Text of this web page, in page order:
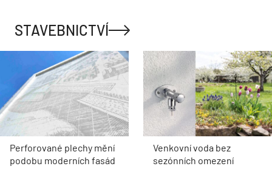
STAVEBNICTVÍ
Perforované plechy mění
podobu moderních fasád
Venkovní voda bez
sezónních omezení